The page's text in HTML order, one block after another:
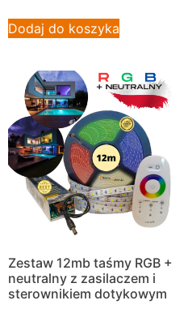
Dodaj do koszyka
Zestaw 12mb taśmy RGB +
neutralny z zasilaczem i
sterownikiem dotykowym